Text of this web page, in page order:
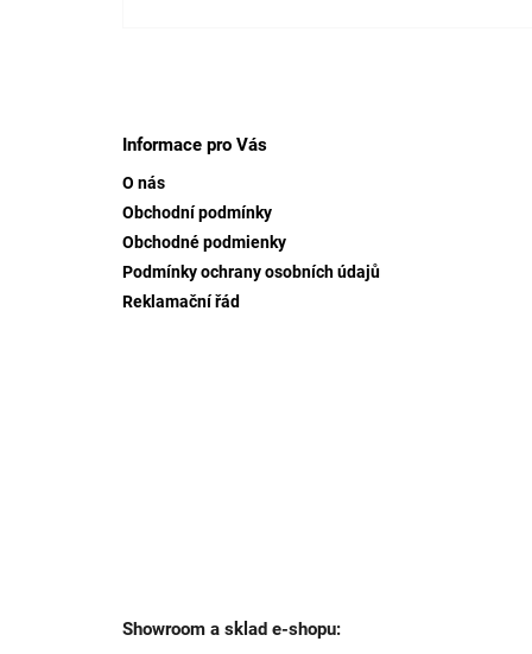
Informace pro Vás
O nás
Obchodní podmínky
Obchodné podmienky
Podmínky ochrany osobních údajů
Reklamační řád
Showroom a sklad e-shopu: